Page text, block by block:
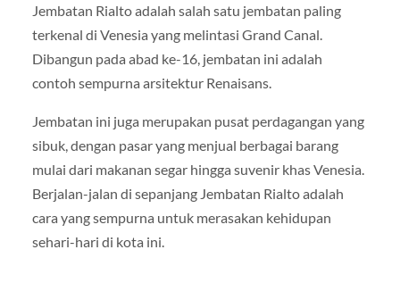
Jembatan Rialto adalah salah satu jembatan paling
terkenal di Venesia yang melintasi Grand Canal.
Dibangun pada abad ke-16, jembatan ini adalah
contoh sempurna arsitektur Renaisans.
Jembatan ini juga merupakan pusat perdagangan yang
sibuk, dengan pasar yang menjual berbagai barang
mulai dari makanan segar hingga suvenir khas Venesia.
Berjalan-jalan di sepanjang Jembatan Rialto adalah
cara yang sempurna untuk merasakan kehidupan
sehari-hari di kota ini.